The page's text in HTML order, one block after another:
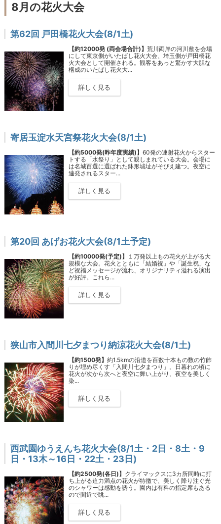
8月の花火大会
第62回 戸田橋花火大会(8/1土)
【約12000発 (両会場合計)】荒川両岸の河川敷を会場
にして東京側がいたばし花火大会、埼玉側が戸田橋花
火大会として開催される。観客をあっと驚かす大胆な
構成のいたばし花火大...
詳しく見る
寄居玉淀水天宮祭花火大会(8/1土)
【約5000発(昨年度実績)】60発の連射花火からスター
トする「水祭り」として親しまれている大会。会場に
は名城百選に選ばれた鉢形城址がそびえ建つ。夜空に
連発されるスター...
詳しく見る
第20回 あげお花火大会(8/1土予定)
【約10000発(予定)】
１万発以上もの花火が上がる大
規模な大会。花火とともに「結婚祝」や「誕生祝」な
ど祝福メッセージが流れ、オリジナリティ溢れる演出
が好評。これら...
詳しく見る
狭山市入間川七夕まつり納涼花火大会(8/1土)
【約1500発】約1.5kmの沿道を百数十本もの数の竹飾
りが埋め尽くす「入間川七夕まつり」。日暮れの頃に
花火が次から次へと夜空に舞い上がり、夜空を美しく
染...
詳しく見る
西武園ゆうえんち花火大会(8/1土・2日・8土・9
日・13木～16日・22土・23日)
【約2500発(各日)】 クライマックスに3カ所同時に打
ち上がる迫力満点の花火が特徴で、美しく降り注ぐ光
のシャワーは感動を誘う。園内は有料の指定席もある
ので間近で眺...
詳しく見る